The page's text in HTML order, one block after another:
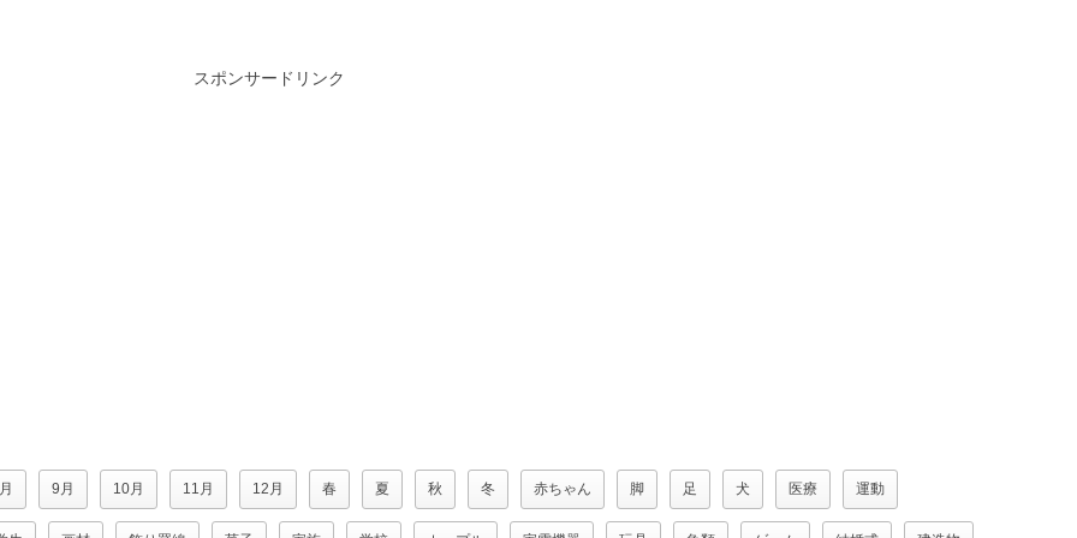
スポンサードリンク
9月 10月 11月 12月 春 夏 秋 冬 赤ちゃん 脚 足 犬 医療 運動